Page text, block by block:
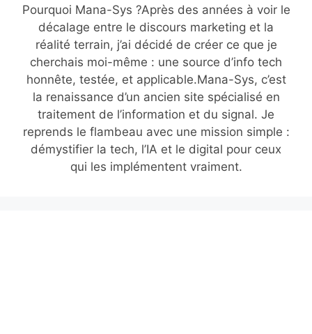
Pourquoi Mana-Sys ?Après des années à voir le
décalage entre le discours marketing et la
réalité terrain, j’ai décidé de créer ce que je
cherchais moi-même : une source d’info tech
honnête, testée, et applicable.Mana-Sys, c’est
la renaissance d’un ancien site spécialisé en
traitement de l’information et du signal. Je
reprends le flambeau avec une mission simple :
démystifier la tech, l’IA et le digital pour ceux
qui les implémentent vraiment.